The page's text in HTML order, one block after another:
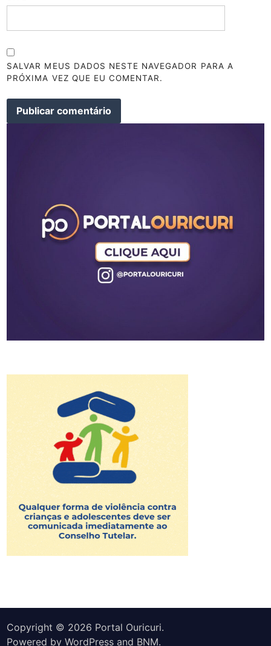
SALVAR MEUS DADOS NESTE NAVEGADOR PARA A
PRÓXIMA VEZ QUE EU COMENTAR.
Copyright © 2026 Portal Ouricuri.
Powered byWordPress and BNM.